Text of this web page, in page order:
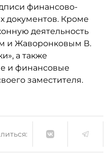
финансово-
документов. Кроме
деятельность
и Жаворонковым В.
а также
и финансовые
заместителя.